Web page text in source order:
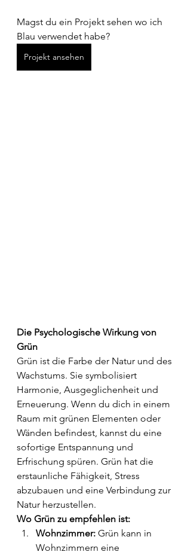
Magst du ein Projekt sehen wo ich
Blau verwendet habe?
Projekt ansehen
Die Psychologische Wirkung von
Grün
Grün ist die Farbe der Natur und des
Wachstums. Sie symbolisiert
Harmonie, Ausgeglichenheit und
Erneuerung. Wenn du dich in einem
Raum mit grünen Elementen oder
Wänden befindest, kannst du eine
sofortige Entspannung und
Erfrischung spüren. Grün hat die
erstaunliche Fähigkeit, Stress
abzubauen und eine Verbindung zur
Natur herzustellen.
Wo Grün zu empfehlen ist:
Wohnzimmer: Grün kann in
Wohnzimmern eine